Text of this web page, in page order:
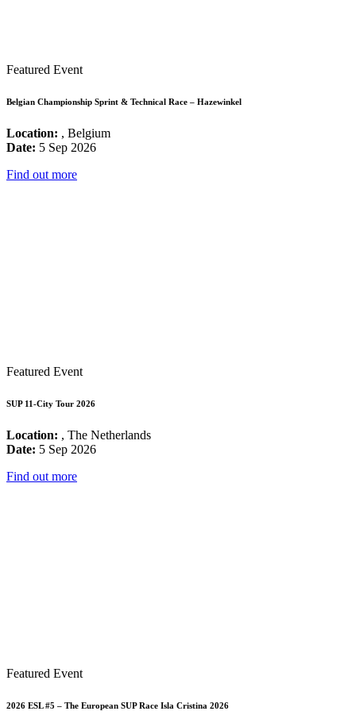
Featured Event
Belgian Championship Sprint & Technical Race – Hazewinkel
Location: , Belgium
Date: 5 Sep 2026
Find out more
Featured Event
SUP 11-City Tour 2026
Location: , The Netherlands
Date: 5 Sep 2026
Find out more
Featured Event
2026 ESL #5 – The European SUP Race Isla Cristina 2026